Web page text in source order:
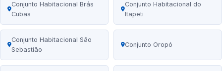
Conjunto Habitacional Brás
Cubas
Conjunto Habitacional do
Itapeti
Conjunto Habitacional São
Sebastião
Conjunto Oropó